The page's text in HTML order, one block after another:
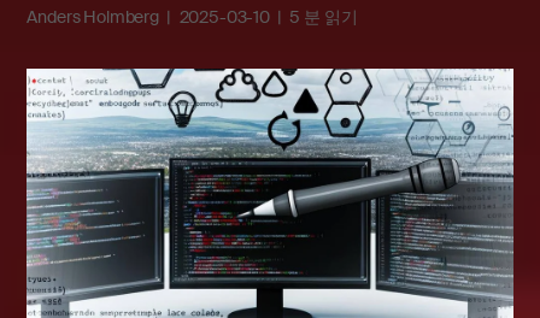
Anders Holmberg 2025-03-10 5 분 읽기